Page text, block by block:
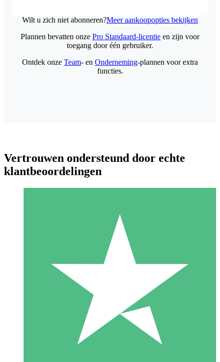
Wilt u zich niet abonneren?Meer aankoopopties bekijken
Individuele Creditpakketten
Betaal per gebruik met downloadtegoeden. Geen maandelijkse
1000
Plannen bevatten onze Pro Standaard-licentie en zijn voor
toegang door één gebruiker.
Ontdek onze Team- en Onderneming-plannen voor extra
functies.
Vertrouwen ondersteund door echte
klantbeoordelingen